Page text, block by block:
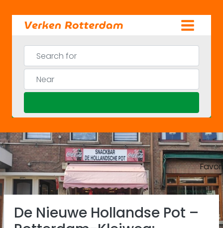
content
Search for
Near
Previous
De Nieuwe Hollandse Pot –